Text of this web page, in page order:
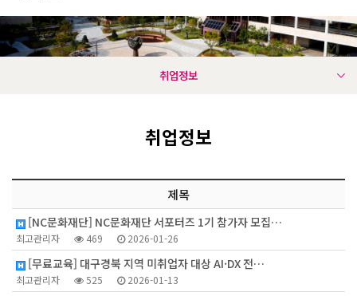
취업정보
취업정보
제목
[NC문화재단] NC문화재단 서포터즈 1기 참가자 모집…
최고관리자 469 2026-01-26
[무료교육] 대구경북 지역 미취업자 대상 AI·DX 전…
최고관리자 525 2026-01-13